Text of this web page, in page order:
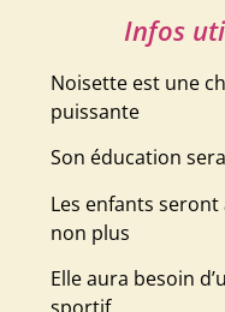
Infos
Noisette est une
puissante
Son éducation
Les enfants seront
non plus
Elle aura besoin